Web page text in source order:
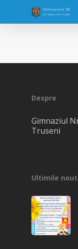
Despre
Gimnaziul
Truseni
Ultimile